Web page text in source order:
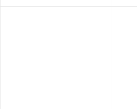
bavlnenou plachtou na matrac.